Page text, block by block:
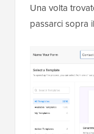
Una volta
passarci sopra